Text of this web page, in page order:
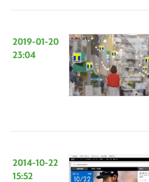
2019-01-20
23:04
2014-10-22
15:52